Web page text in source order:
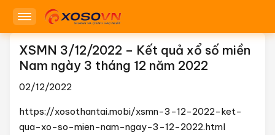
XSMN 3/12/2022 – Kết quả xổ số miền
Nam ngày 3 tháng 12 năm 2022
02/12/2022
https://xosothantai.mobi/xsmn-3-12-2022-ket-
qua-xo-so-mien-nam-ngay-3-12-2022.html